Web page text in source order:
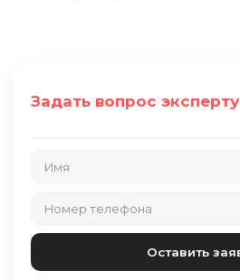
Задать вопрос эксперту